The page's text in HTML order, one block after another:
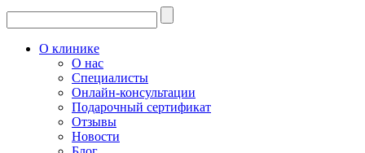
О клинике
О нас
Специалисты
Онлайн-консультации
Подарочный сертификат
Отзывы
Новости